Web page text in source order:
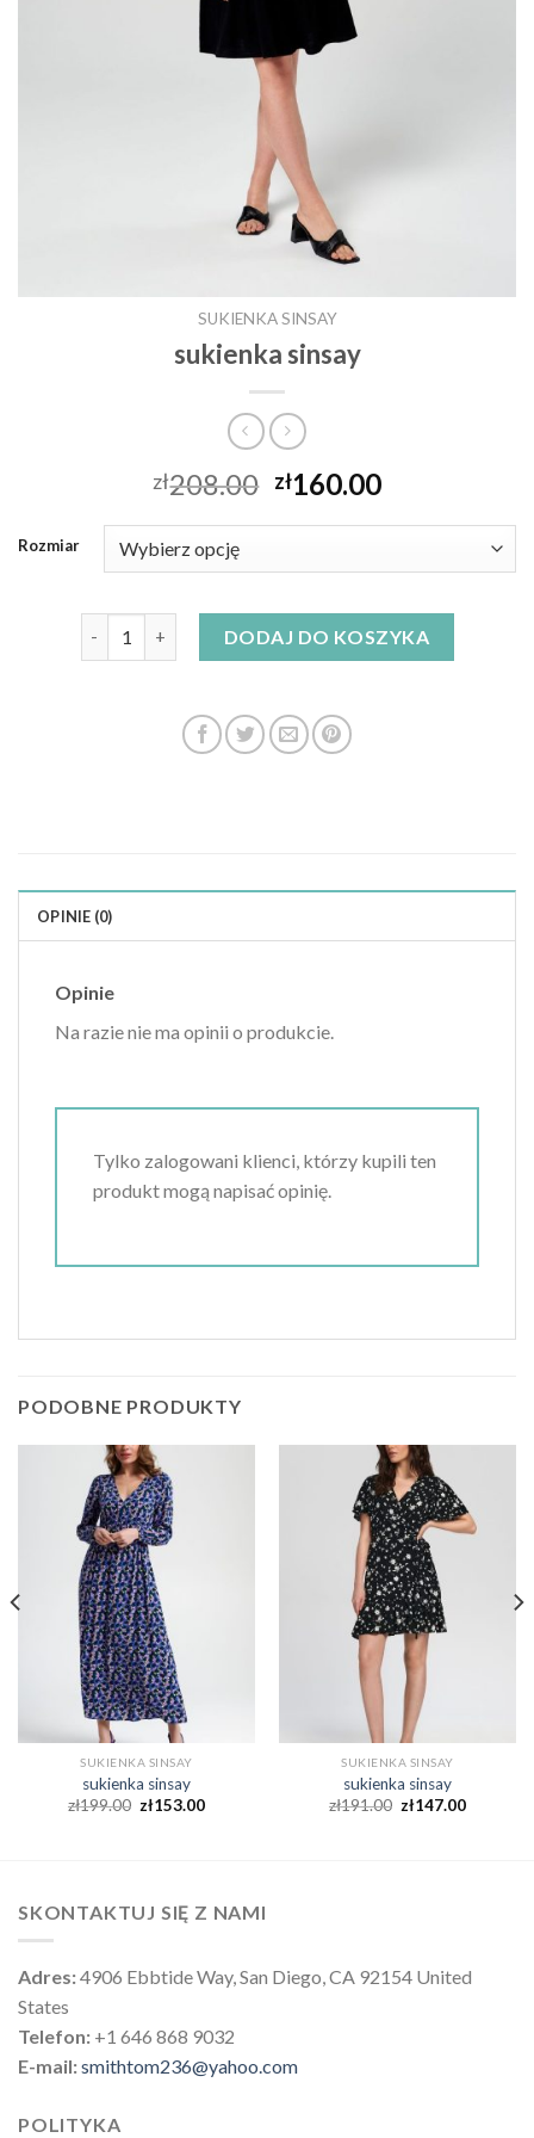
SUKIENKA SINSAY
sukienka sinsay
zł208.00 zł160.00
Rozmiar
DODAJ DO KOSZYKA
OPINIE (0)
Opinie
Na razie nie ma opinii o produkcie.
Tylko zalogowani klienci, którzy kupili ten
produkt mogą napisać opinię.
PODOBNE PRODUKTY
SUKIENKA SINSAY
sukienka sinsay
zł199.00 zł153.00
SUKIENKA SINSAY
sukienka sinsay
zł191.00 zł147.00
SKONTAKTUJ SIĘ Z NAMI
Adres:4906 Ebbtide Way, San Diego, CA 92154 United
States
Telefon: +1 646 868 9032
E-mail:smithtom236@yahoo.com
POLITYKA